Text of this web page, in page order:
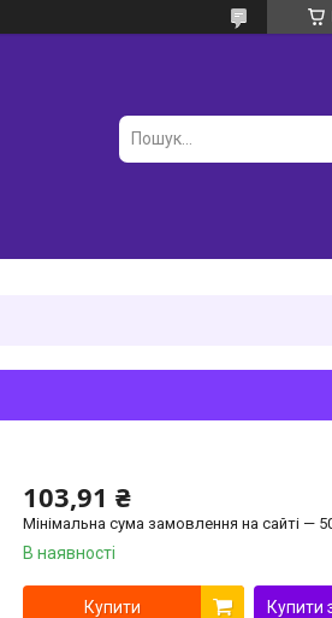
103,91 ₴
Мінімальна сума замовлення на сайті —
В наявності
Купити Купити